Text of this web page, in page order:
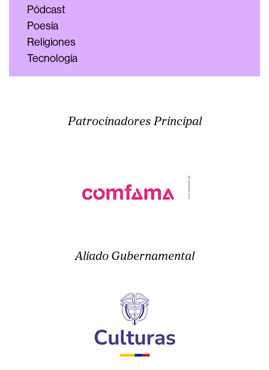
Pódcast
Poesía
Religiones
Tecnología
Patrocinadores Principal
Aliado Gubernamental